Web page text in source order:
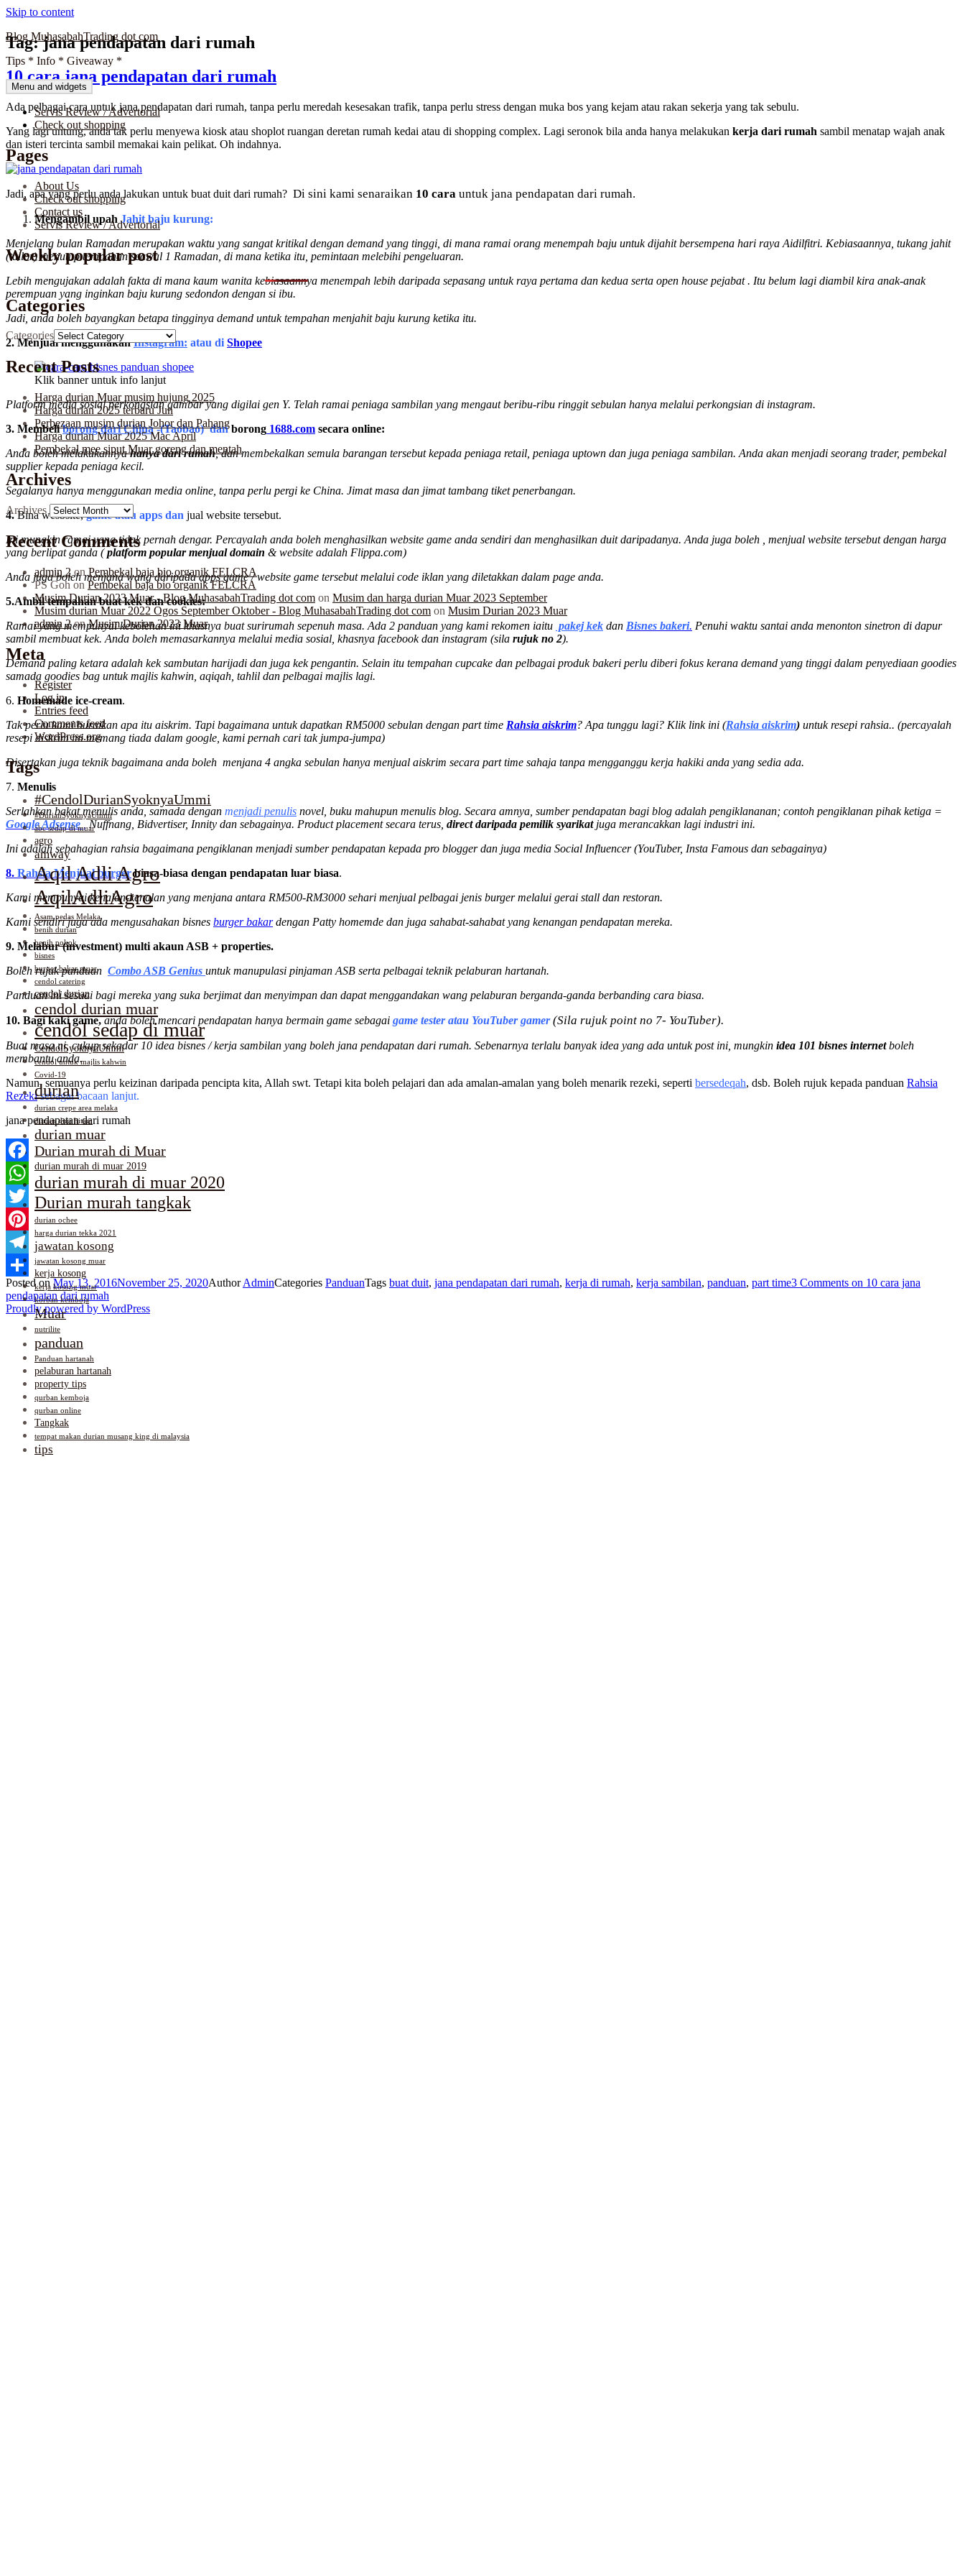
Skip to content
Blog MuhasabahTrading dot com
Tips * Info * Giveaway *
Menu and widgets
Servis Review / Advertorial
Check out shopping
Pages
About Us
Check out shopping
Contact us
Servis Review / Advertorial
Weekly popular post
Categories
Categories
Recent Posts
Harga durian Muar musim hujung 2025
Harga durian 2025 terbaru Jun
Perbezaan musim durian Johor dan Pahang
Harga durian Muar 2025 Mac April
Pembekal mee siput Muar goreng dan mentah
Archives
Archives
Recent Comments
admin 2 on Pembekal baja bio organik FELCRA
PS GohonPembekal baja bio organik FELCRA
Musim Durian 2023 Muar - Blog MuhasabahTrading dot com on Musim dan harga durian Muar 2023 September
Musim durian Muar 2022 Ogos September Oktober - Blog MuhasabahTrading dot com on Musim Durian 2023 Muar
admin 2onMusim Durian 2023 Muar
Meta
Register
Log in
Entries feed
Comments feed
WordPress.org
Tags
#CendolDurianSyoknyaUmmi
#DurianSyoknyaUmmi
abc sedap di muar
agro
amway
Aqil Adli Agro
AqilAdliAgro
Asam pedas Melaka
benih durian
benih pokok
bisnes
burger bakar muar
cendol catering
cendol durian
cendol durian muar
cendol sedap di muar
CendolSyoknyaUmmi
cendol untuk majlis kahwin
Covid-19
durian
durian crepe area melaka
durian duri hitam
durian muar
Durian murah di Muar
durian murah di muar 2019
durian murah di muar 2020
Durian murah tangkak
durian ochee
harga durian tekka 2021
jawatan kosong
jawatan kosong muar
kerja kosong
kerja kosong muar
korban kemboja
Muar
nutrilite
panduan
Panduan hartanah
pelaburan hartanah
property tips
qurban kemboja
qurban online
Tangkak
tempat makan durian musang king di malaysia
tips
Tag:jana pendapatan dari rumah
10 cara jana pendapatan dari rumah
Ada pelbagai cara untuk jana pendapatan dari rumah, tanpa perlu meredah kesesakan trafik, tanpa perlu stress dengan muka bos yang kejam atau rakan sekerja yang tak sebulu.
Yang lagi untung, anda tak perlu menyewa kiosk atau shoplot ruangan deretan rumah kedai atau di shopping complex. Lagi seronok bila anda hanya melakukan kerja dari rumah sambil menatap wajah anak
dan isteri tercinta sambil memakai kain pelikat. Oh indahnya.
Jadi, apa yang perlu anda lakukan untuk buat duit dari rumah? Di sini kami senaraikan 10 cara untuk jana pendapatan dari rumah.
Mengambil upah Jahit baju kurung:
Menjelang bulan Ramadan merupakan waktu yang sangat kritikal dengan demand yang tinggi, di mana ramai orang menempah baju untuk dijahit bersempena hari raya Aidilfitri. Kebiasaannya, tukang jahit
(tailor) menutup tempahan seawal 1 Ramadan, di mana ketika itu, pemintaan melebihi pengeluaran.
Lebih mengujakan adalah fakta di mana kaum wanita kebiasaannya menempah lebih daripada sepasang untuk raya pertama dan kedua serta open house pejabat . Itu belum lagi diambil kira anak-anak
perempuan yang inginkan baju kurung sedondon dengan si ibu.
Jadi, anda boleh bayangkan betapa tingginya demand untuk tempahan menjahit baju kurung ketika itu.
2. Menjual menggunakan Instagram: atau di Shopee
Klik banner untuk info lanjut
Platform media sosial perkongsian gambar yang digilai gen Y. Telah ramai peniaga sambilan yang mengaut beribu-ribu ringgit sebulan hanya melalui perkongsian di instagram.
3. Membeliborong dari China-(Taobao) danborong 1688.com secara online:
Anda boleh melakukannyahanya dari rumah, dan membekalkan semula barangan tersebut kepada peniaga retail, peniaga uptown dan juga peniaga sambilan. Anda akan menjadi seorang trader, pembekal
supplier kepada peniaga kecil.
Segalanya hanya menggunakan media online, tanpa perlu pergi ke China. Jimat masa dan jimat tambang tiket penerbangan.
4.Bina wesbsite,game atau apps dan jual website tersebut.
Ini mungkin ramai yang tidak pernah dengar. Percayalah anda boleh menghasilkan website game anda sendiri dan menghasilkan duit daripadanya. Anda juga boleh , menjual website tersebut dengan harga
yang berlipat ganda (platform popular menjual domain & website adalah Flippa.com)
Anda juga boleh menjana wang daripada apps game / website game tersebut melalui code iklan yang diletakkan dalam page anda.
5.Ambil tempahan buat kek dan cookies:
Ramai yang mempunyai kebolehan ini khasnya buat surirumah sepenuh masa. Ada 2 panduan yang kami rekomen iaitu pakej kek dan Bisnes bakeri. Penuhi waktu santai anda menonton sinetron di dapur
sambil membuat kek. Anda boleh memasarkannya melalui media sosial, khasnya facebook dan instagram (sila rujuk no 2).
Demand paling ketara adalah kek sambutan harijadi dan juga kek pengantin. Selain itu tempahan cupcake dan pelbagai produk bakeri perlu diberi fokus kerana demand yang tinggi dalam penyediaan goodies
samada goodies bag untuk majlis kahwin, aqiqah, tahlil dan pelbagai majlis lagi.
6. Homemade ice-cream.
Tak perlu kami huraikan apa itu aiskrim. Tapi bagaimana untuk dapatkan RM5000 sebulan dengan part time Rahsia aiskrim? Apa tunggu lagi? Klik link ini (Rahsia aiskrim) untuk resepi rahsia.. (percayalah
resepi aiskrim ini memang tiada dalam google, kami pernah cari tak jumpa-jumpa)
Disertakan juga teknik bagaimana anda boleh menjana 4 angka sebulan hanya menjual aiskrim secara part time sahaja tanpa mengganggu kerja hakiki anda yang sedia ada.
7. Menulis
Serlahkan bakat menulis anda, samada dengan menjadi penulis novel, buku mahupun menulis blog. Secara amnya, sumber pendapatan bagi blog adalah pengiklananan; contoh pengiklanan pihak ketiga =
Google Adsense
Nuffnang, Bidvertiser, Innity dan sebagainya. Product placement secara terus, direct daripada pemilik syarikatjuga merancakkan lagi industri ini.
Ini adalah sebahagian rahsia bagaimana pengiklanan menjadi sumber pendapatan kepada pro blogger dan juga media Social Influencer (YouTuber, Insta Famous dan sebagainya)
8. Rahsia Menjual burgerbiasa-biasa dengan pendapatan luar biasa.
Kami mempunyai kenalan-kenalan yang menjana antara RM500-RM3000 sehari menjual pelbagai jenis burger melalui gerai stall dan restoran.
Kami sendiri juga ada mengusahakan bisnes burger bakardengan Patty homemde dan juga sahabat-sahabat yang kenangan pendapatan mereka.
9. Melabur (investment) multi akaun ASB + properties.
Boleh rujuk panduan Combo ASB Genius untuk manupulasi pinjaman ASB serta pelbagai teknik pelaburan hartanah.
Panduan ini sesuai bagi mereka yang suka berjimat dan menyimpan dan dapat menggandakan wang pelaburan berganda-ganda berbanding cara biasa.
10. Bagi kaki game, anda boleh mencari pendapatan hanya bermain game sebagai game tester atau YouTuber gamer(Sila rujuk point no 7- YouTuber).
Buat masa ni, cukup sekadar 10 idea bisnes / kerja sambilan yang boleh jana pendapatan dari rumah. Sebenarnya terlalu banyak idea yang ada untuk post ini, mungkin idea 101 bisnes internetboleh
membantu anda.
Namun, semuanya perlu keizinan daripada pencipta kita, Allah swt. Tetapi kita boleh pelajari dan ada amalan-amalan yang boleh menarik rezeki, seperti bersedeqah, dsb. Boleh rujuk kepada panduan Rahsia
Rezekisebagai bacaan lanjut.
jana pendapatan dari rumah
Facebook
WhatsApp
Twitter
Pinterest
Telegram
Share
Posted on May 13, 2016November 25, 2020AuthorAdminCategories PanduanTags buat duit, jana pendapatan dari rumah, kerja di rumah, kerja sambilan, panduan, part time3 Comments on 10 cara jana
pendapatan dari rumah
Proudly powered by WordPress